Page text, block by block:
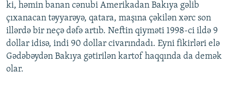
ki, həmin banan cənubi Amerikadan Bakıya gəlib
çıxanacan təyyarəyə, qatara, maşına çəkilən xərc son
illərdə bir neçə dəfə artıb. Neftin qiyməti 1998-ci ildə 9
dollar idisə, indi 90 dollar civarındadı. Eyni fikirləri elə
Gədəbəydən Bakıya gətirilən kartof haqqında da demək
olar.